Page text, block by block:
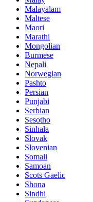
Malayalam
Maltese
Maori
Marathi
Mongolian
Burmese
Nepali
Norwegian
Pashto
Persian
Punjabi
Serbian
Sesotho
Sinhala
Slovak
Slovenian
Somali
Samoan
Scots Gaelic
Shona
Sindhi